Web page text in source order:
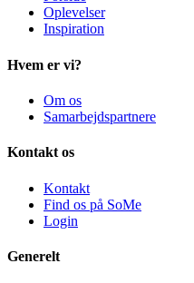
Oplevelser
Inspiration
Hvem er vi?
Om os
Samarbejdspartnere
Kontakt os
Kontakt
Find os på SoMe
Login
Generelt